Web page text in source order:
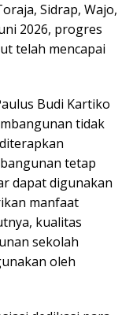
Sidrap, Wajo,
2026, progres
telah mencapai
Budi Kartiko
tidak
tetap
dapat digunakan
manfaat
kualitas
sekolah
oleh